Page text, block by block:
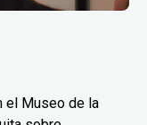
el Museo de la